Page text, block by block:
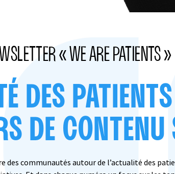
« WE ARE PATIENTS »
DES
DE CONTENU
des communautés autour de l’actualité des